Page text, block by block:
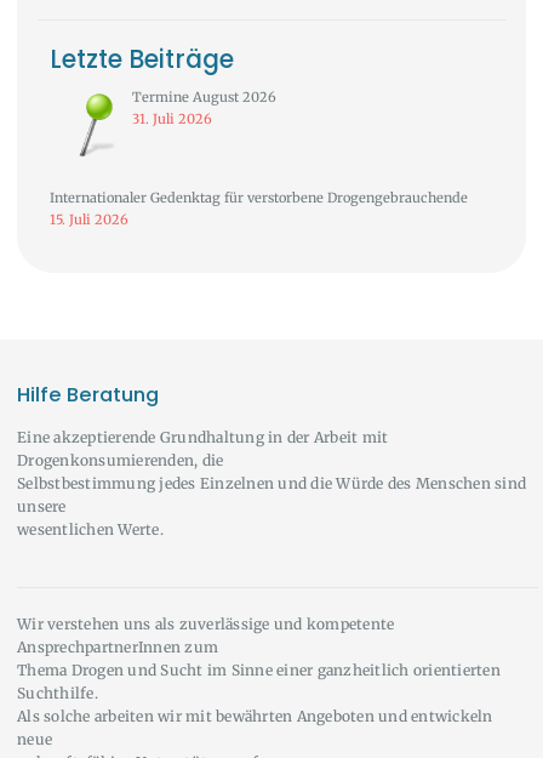
Letzte Beiträge
Termine August 2026
31. Juli 2026
Internationaler Gedenktag für verstorbene Drogengebrauchende
15. Juli 2026
Hilfe Beratung
Eine akzeptierende Grundhaltung in der Arbeit mit
Drogenkonsumierenden, die
Selbstbestimmung jedes Einzelnen und die Würde des Menschen sind
unsere
wesentlichen Werte.
Wir verstehen uns als zuverlässige und kompetente
AnsprechpartnerInnen zum
Thema Drogen und Sucht im Sinne einer ganzheitlich orientierten
Suchthilfe.
Als solche arbeiten wir mit bewährten Angeboten und entwickeln
neue